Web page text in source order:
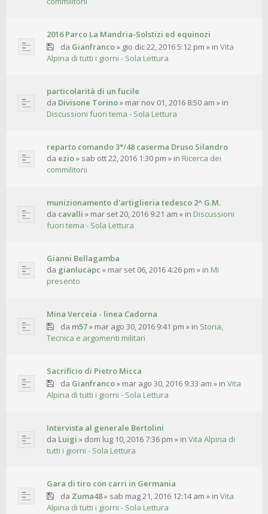
2016 Parco La Mandria-Solstizi ed equinozi
da Gianfranco» gio dic 22, 2016 5:12 pm » in Vita
Alpina di tutti i giorni - Sola Lettura
particolarità di un fucile
da Divisone Torino» mar nov 01, 2016 8:50 am » in
Discussioni fuori tema - Sola Lettura
reparto comando 3°/48 caserma Druso Silandro
da ezio» sab ott 22, 2016 1:30 pm » in Ricerca dei
commilitoni
munizionamento d'artiglieria tedesco 2^ G.M.
da cavalli » mar set 20, 2016 9:21 am » in Discussioni
fuori tema - Sola Lettura
Gianni Bellagamba
da gianlucapc » mar set 06, 2016 4:26 pm » in Mi
presento
Mina Verceia - linea Cadorna
da m57» mar ago 30, 2016 9:41 pm » in Storia,
Tecnica e argomenti militari
Sacrificio di Pietro Micca
da Gianfranco» mar ago 30, 2016 9:33 am » in Vita
Alpina di tutti i giorni - Sola Lettura
Intervista al generale Bertolini
da Luigi » dom lug 10, 2016 7:36 pm » in Vita Alpina di
tutti i giorni - Sola Lettura
Gara di tiro con carri in Germania
da Zuma48» sab mag 21, 2016 12:14 am » in Vita
Alpina di tutti i giorni - Sola Lettura